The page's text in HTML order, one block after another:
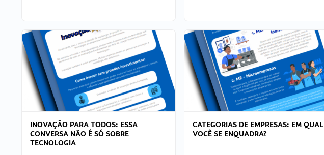
INOVAÇÃO PARA TODOS: ESSA
CONVERSA NÃO É SÓ SOBRE
TECNOLOGIA
CATEGORIAS DE EMPRESAS: EM QUAL
VOCÊ SE ENQUADRA?